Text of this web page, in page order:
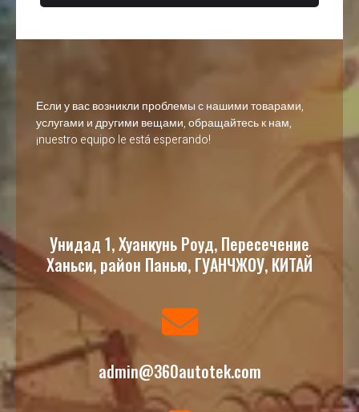
Если у вас возникли проблемы с нашими товарами,
услугами и другими вещами, обращайтесь к нам,
¡nuestro equipo le está esperando!
Унидад 1, Хуанкунь Роуд, Пересечение
Ханьси, район Панью, ГУАНЧЖОУ, КИТАЙ
admin@360autotek.com